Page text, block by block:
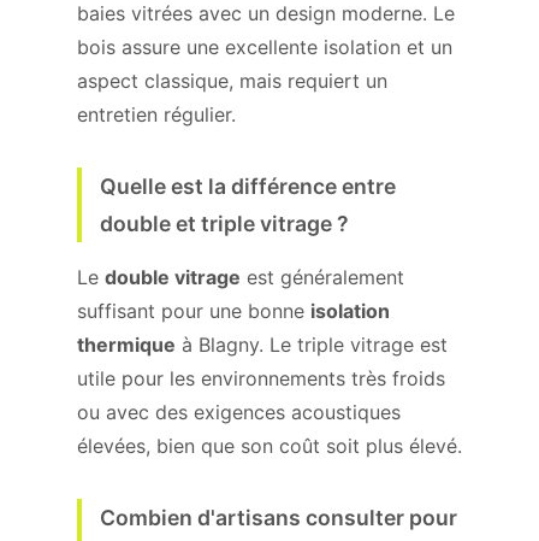
baies vitrées avec un design moderne. Le
bois assure une excellente isolation et un
aspect classique, mais requiert un
entretien régulier.
Quelle est la différence entre
double et triple vitrage ?
Le double vitrage est généralement
suffisant pour une bonne isolation
thermique à Blagny. Le triple vitrage est
utile pour les environnements très froids
ou avec des exigences acoustiques
élevées, bien que son coût soit plus élevé.
Combien d'artisans consulter pour